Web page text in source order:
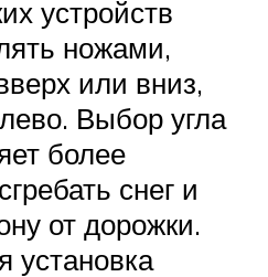
устройств
ножами,
или вниз,
Выбор угла
более
снег и
от дорожки.
установка